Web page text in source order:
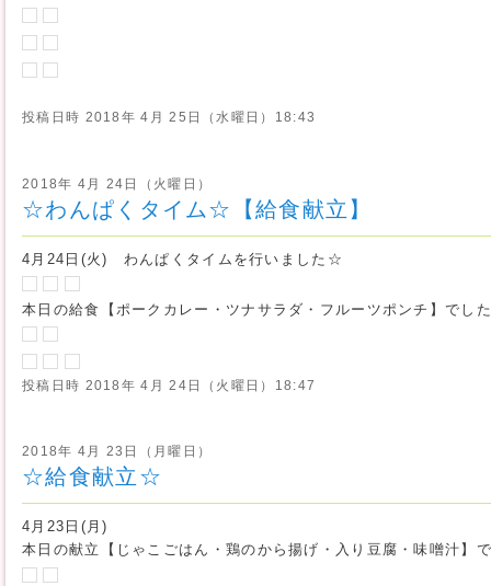
投稿日時 2018年 4月 25日（水曜日）18:43
2018年 4月 24日（火曜日）
☆わんぱくタイム☆【給食献立】
4月24日(火) わんぱくタイムを行いました☆
本日の給食【ポークカレー・ツナサラダ・フルーツポンチ】でし
投稿日時 2018年 4月 24日（火曜日）18:47
2018年 4月 23日（月曜日）
☆給食献立☆
4月23日(月)
本日の献立【じゃこごはん・鶏のから揚げ・入り豆腐・味噌汁】